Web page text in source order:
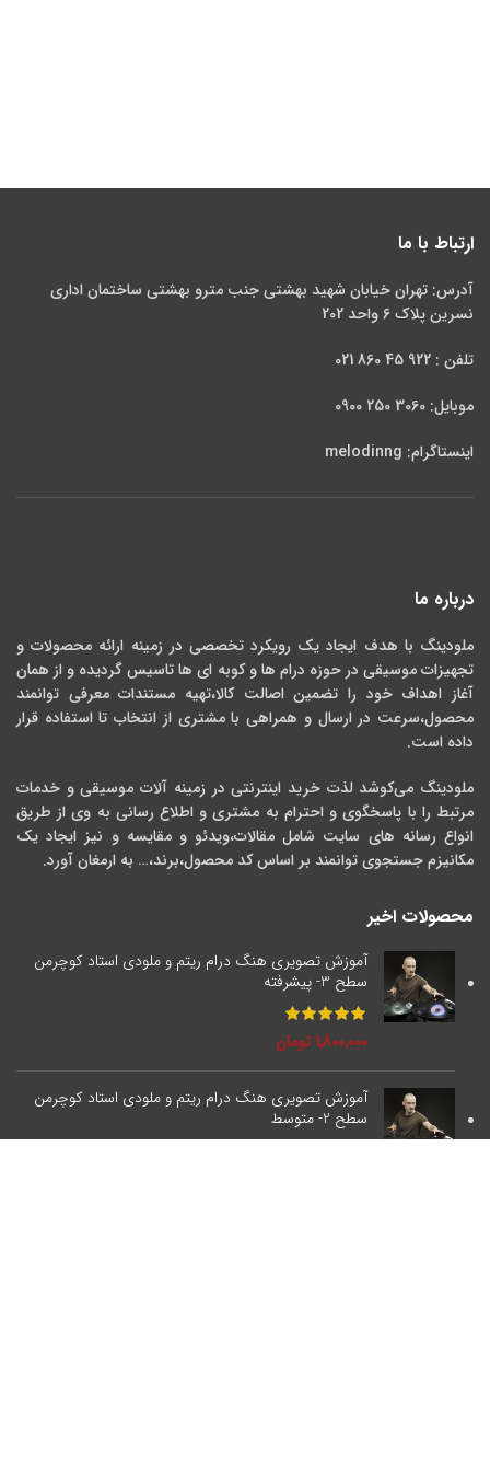
ارتباط با ما
آدرس: تهران خیابان شهید بهشتی جنب مترو بهشتی ساختمان اداری
نسرین پلاک 6 واحد 202
تلفن : 922 45 860 021
موبایل: 3060 250 0900
اینستاگرام: melodinng
درباره ما
ملودینگ با هدف ایجاد یک رویکرد تخصصی در زمینه ارائه محصولات و
تجهیزات موسیقی در حوزه درام ها و کوبه ای ها تاسیس گردیده و از همان
آغاز اهداف خود را تضمین اصالت کالا،تهیه مستندات معرفی توانمند
محصول،سرعت در ارسال و همراهی با مشتری از انتخاب تا استفاده قرار
داده است.
ملودینگ می‌کوشد لذت خرید اینترنتی در زمینه آلات موسیقی و خدمات
مرتبط را با پاسخگوی و احترام به مشتری و اطلاع رسانی به وی از طریق
انواع رسانه های سایت شامل مقالات،ویدئو و مقایسه و نیز ایجاد یک
مکانیزم جستجوی توانمند بر اساس کد محصول،برند،… به ارمغان آورد.
محصولات اخیر
آموزش تصویری هنگ درام ریتم و ملودی استاد کوچرمن
سطح 3- پیشرفته
1,800,000 تومان
آموزش تصویری هنگ درام ریتم و ملودی استاد کوچرمن
سطح 2- متوسط